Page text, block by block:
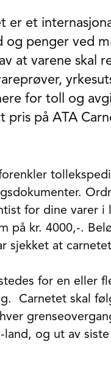
er et
penger ved
at varene skal
for toll og
pris på ATA
for dine varer
på kr. 4000,-.
sjekket at
for en eller
Carnetet skal
land, og ut av